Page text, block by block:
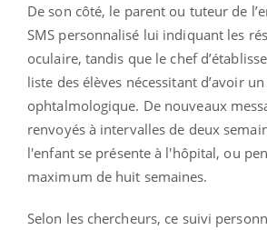
De son côté, le parent ou tuteur de
SMS personnalisé lui indiquant les
oculaire, tandis que le chef
liste des élèves nécessitant d’avoir
ophtalmologique. De nouveaux
renvoyés à intervalles de deux
l'enfant se présente à l'hôpital, ou
maximum de huit semaines.
Selon les chercheurs, ce suivi